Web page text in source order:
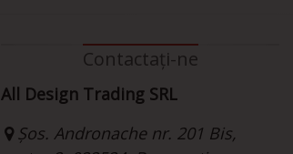
Contactați-ne
All Design Trading SRL
Șos. Andronache nr. 201 Bis,